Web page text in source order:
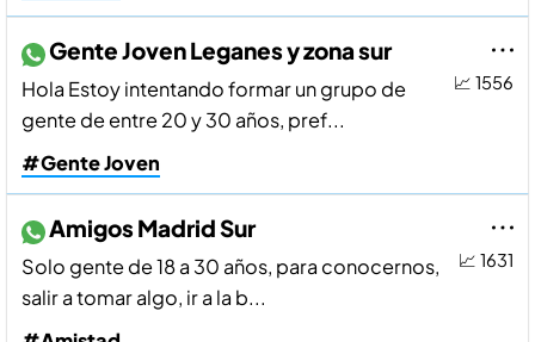
📈 1556
Gente Joven Leganes y zona sur
Hola Estoy intentando formar un grupo de
gente de entre 20 y 30 años, pref...
#Gente Joven
📈 1631
Amigos Madrid Sur
Solo gente de 18 a 30 años, para conocernos,
salir a tomar algo, ir a la b...